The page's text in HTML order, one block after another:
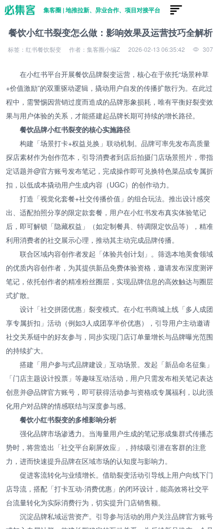
集客圈 | 地推拉新、异业合作、项目对接平台
餐饮小红书裂变怎么做：影响效果及运营技巧全解析
标签：红书餐饮裂变 作者：集客圈小编Z 2026-02-13 06:35:42 307
在小红书平台开展餐饮品牌裂变运营，核心在于依托“场景种草
+价值激励”的双重驱动逻辑，撬动用户自发的传播扩散行为。在此过
程中，需警惕因营销过度而造成的品牌形象损耗，唯有平衡好裂变效
果与用户体验的关系，才能搭建起品牌长期可持续的增长路径。
餐饮品牌小红书裂变的核心实施路径
构建「场景打卡+权益兑换」联动机制。品牌可率先发布高质量
探店素材作为创作范本，引导消费者到店后拍摄门店场景照片，带指
定话题并@官方账号发布笔记，完成操作即可兑换特色菜品或专属折
扣，以低成本撬动用户生成内容（UGC）的创作动力。
打造「视觉化套餐+社交传播价值」的组合玩法。推出设计感突
出、适配拍照分享的限定款套餐，用户在小红书发布真实体验笔记
后，即可解锁「隐藏权益」（如定制餐具、特调限定饮品等），精准
利用消费者的社交展示心理，推动其主动完成品牌传播。
联合区域内容创作者发起「体验共创计划」。筛选本地美食领域
的优质内容创作者，为其提供新品免费体验资格，邀请发布深度测评
笔记，依托创作者的精准粉丝圈层，实现品牌信息的高效触达与圈层
式扩散。
设计「社交拼团优惠」裂变模式。在小红书商城上线「多人成团
享专属折扣」活动（例如3人成团享半价优惠），引导用户主动邀请
社交关系链中的好友参与，同步实现门店订单量增长与品牌曝光范围
的持续扩大。
搭建「用户参与式品牌建设」互动场景。发起「新品命名征集」
「门店主题设计投票」等趣味互动活动，用户只需发布相关笔记表达
创意并@品牌官方账号，即可获得活动参与资格或专属福利，以此强
化用户对品牌的情感联结与深度参与感。
餐饮小红书裂变的多维影响分析
强化品牌市场渗透力。当海量用户生成的笔记形成集群式传播态
势时，将营造出「社交平台刷屏效应」，持续吸引潜在客群的注意
力，进而快速提升品牌在区域市场的认知度与影响力。
促进客流转化与业绩增长。借助裂变活动引导线上用户向线下门
店导流，搭配「打卡互动-消费优惠」的闭环设计，能高效将社交平
台流量转化为实际消费行为，切实提升门店销售额。
沉淀品牌私域运营资产。引导参与活动的用户关注品牌官方账号